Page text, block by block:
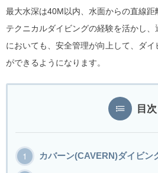
最大水深は40M以内、水面からの直線距
テクニカルダイビングの経験を活かし
においても、安全管理が向上して、ダイ
ができるようになります。
目次
カバーン(CAVERN)ダイビン